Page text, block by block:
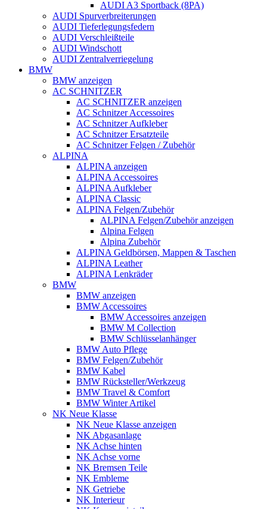
AUDI A3 Sportback (8PA)
AUDI Spurverbreiterungen
AUDI Tieferlegungsfedern
AUDI Verschleißteile
AUDI Windschott
AUDI Zentralverriegelung
BMW
BMW anzeigen
AC SCHNITZER
AC SCHNITZER anzeigen
AC Schnitzer Accessoires
AC Schnitzer Aufkleber
AC Schnitzer Ersatzteile
AC Schnitzer Felgen / Zubehör
ALPINA
ALPINA anzeigen
ALPINA Accessoires
ALPINA Aufkleber
ALPINA Classic
ALPINA Felgen/Zubehör
ALPINA Felgen/Zubehör anzeigen
Alpina Felgen
Alpina Zubehör
ALPINA Geldbörsen, Mappen & Taschen
ALPINA Leather
ALPINA Lenkräder
BMW
BMW anzeigen
BMW Accessoires
BMW Accessoires anzeigen
BMW M Collection
BMW Schlüsselanhänger
BMW Auto Pflege
BMW Felgen/Zubehör
BMW Kabel
BMW Rücksteller/Werkzeug
BMW Travel & Comfort
BMW Winter Artikel
NK Neue Klasse
NK Neue Klasse anzeigen
NK Abgasanlage
NK Achse hinten
NK Achse vorne
NK Bremsen Teile
NK Embleme
NK Getriebe
NK Interieur